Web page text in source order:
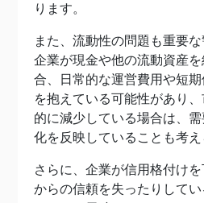
ります。
また、流動性の問題も重要な
企業が現金や他の流動資産
合、日常的な運営費用や短
を抱えている可能性があり
的に減少している場合は、
化を反映していることも考え
さらに、企業が信用格付け
からの信頼を失ったりして